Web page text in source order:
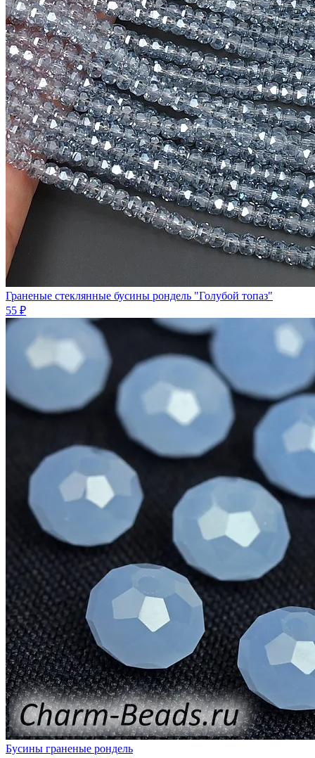
Граненые стеклянные бусины рондель "Голубой топаз"
55 ₽
Бусины граненые рондель